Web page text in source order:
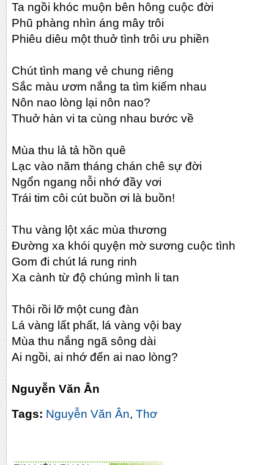
Ta ngồi khóc muộn bên hông cuộc đời
Phũ phàng nhìn áng mây trôi
Phiêu diêu một thuở tình trôi ưu phiền
Chút tình mang vẻ chung riêng
Sắc màu ươm nắng ta tìm kiếm nhau
Nôn nao lòng lại nôn nao?
Thuở hàn vi ta cùng nhau bước về
Mùa thu lả tả hồn quê
Lạc vào năm tháng chán chê sự đời
Ngổn ngang nỗi nhớ đầy vơi
Trái tim côi cút buồn ơi là buồn!
Thu vàng lột xác mùa thương
Đường xa khói quyện mờ sương cuộc tình
Gom đi chút lá rung rinh
Xa cành từ độ chúng mình li tan
Thôi rồi lỡ một cung đàn
Lá vàng lất phất, lá vàng vội bay
Mùa thu nắng ngã sông dài
Ai ngồi, ai nhớ đến ai nao lòng?
Nguyễn Văn Ân
Tags: Nguyễn Văn Ân, Thơ